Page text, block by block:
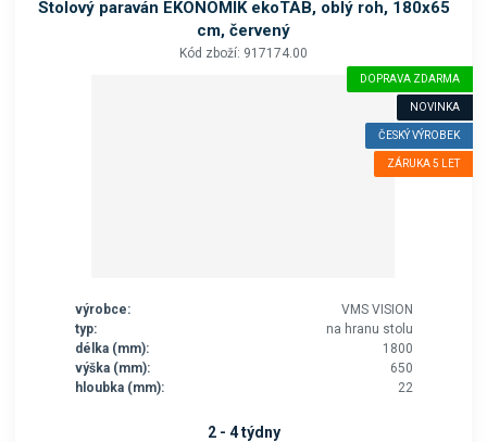
Stolový paraván EKONOMIK ekoTAB, oblý roh, 180x65
cm, červený
Kód zboží: 917174.00
DOPRAVA ZDARMA
NOVINKA
ČESKÝ VÝROBEK
ZÁRUKA 5 LET
výrobce:
VMS VISION
typ:
na hranu stolu
délka (mm):
1800
výška (mm):
650
hloubka (mm):
22
2 - 4 týdny